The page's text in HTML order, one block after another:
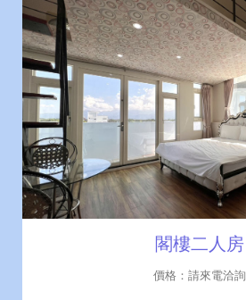
閣樓二人房
價格：請來電洽詢